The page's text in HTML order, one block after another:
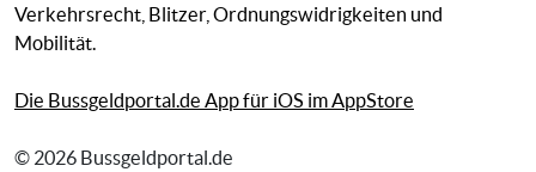
Verkehrsrecht, Blitzer, Ordnungswidrigkeiten und
Mobilität.
Die Bussgeldportal.de App für iOS im AppStore
© 2026 Bussgeldportal.de